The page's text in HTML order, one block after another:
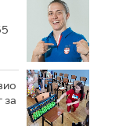
за